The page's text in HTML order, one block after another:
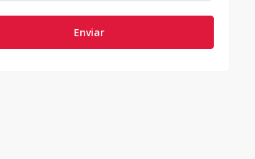
Enviar